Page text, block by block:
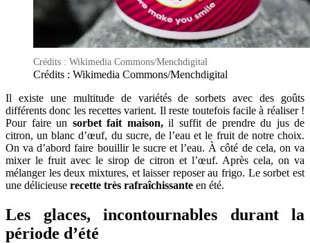
Crédits : Wikimedia Commons/Menchdigital
Crédits : Wikimedia Commons/Menchdigital
Il existe une multitude de variétés de sorbets avec des goûts
différents donc les recettes varient. Il reste toutefois facile à réaliser !
Pour faire un sorbet fait maison,il suffit de prendre du jus de
citron, un blanc d’œuf, du sucre, de l’eau et le fruit de notre choix.
On va d’abord faire bouillir le sucre et l’eau. À côté de cela, on va
mixer le fruit avec le sirop de citron et l’œuf. Après cela, on va
mélanger les deux mixtures, et laisser reposer au frigo. Le sorbet est
une délicieuse recette très rafraîchissante en été.
Les glaces, incontournables durant la
période d’été